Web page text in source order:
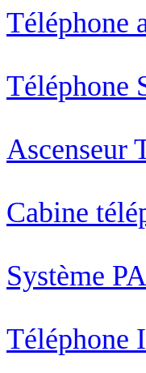
Téléphone
Téléphone
Ascenseur
Cabine
Système
Téléphone